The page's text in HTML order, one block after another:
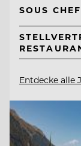
SOUS
Entdecke alle